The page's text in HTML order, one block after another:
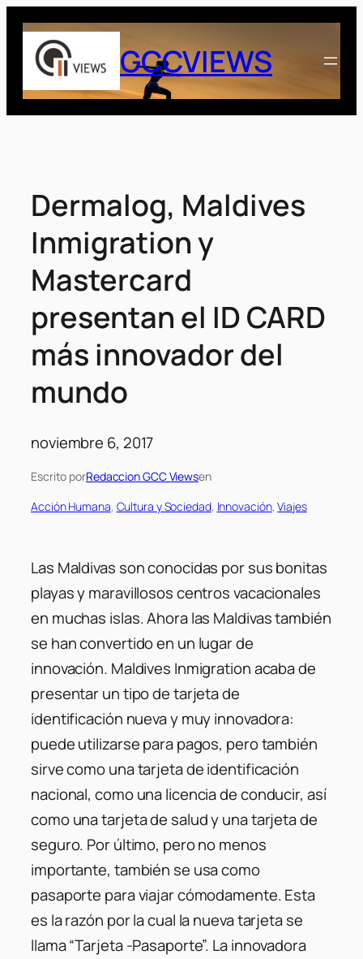
Saltar
contenido
GCCVIEWS
Dermalog, Maldives
Inmigration y
Mastercard
presentan el ID CARD
más innovador del
mundo
noviembre 6, 2017
Escrito porRedaccion GCC Viewsen
Acción Humana, Cultura y Sociedad, Innovación, Viajes
Las Maldivas son conocidas por sus bonitas
playas y maravillosos centros vacacionales
en muchas islas. Ahora las Maldivas también
se han convertido en un lugar de
innovación. Maldives Inmigration acaba de
presentar un tipo de tarjeta de
identificación nueva y muy innovadora:
puede utilizarse para pagos, pero también
sirve como una tarjeta de identificación
nacional, como una licencia de conducir, así
como una tarjeta de salud y una tarjeta de
seguro. Por último, pero no menos
importante, también se usa como
pasaporte para viajar cómodamente. Esta
es la razón por la cual la nueva tarjeta se
llama “Tarjeta -Pasaporte”. La innovadora